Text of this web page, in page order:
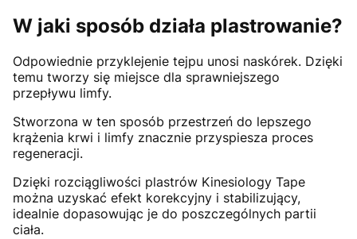
W jaki sposób działa plastrowanie?
Odpowiednie przyklejenie tejpu unosi naskórek. Dzięki
temu tworzy się miejsce dla sprawniejszego
przepływu limfy.
Stworzona w ten sposób przestrzeń do lepszego
krążenia krwi i limfy znacznie przyspiesza proces
regeneracji.
Dzięki rozciągliwości plastrów Kinesiology Tape
można uzyskać efekt korekcyjny i stabilizujący,
idealnie dopasowując je do poszczególnych partii
ciała.